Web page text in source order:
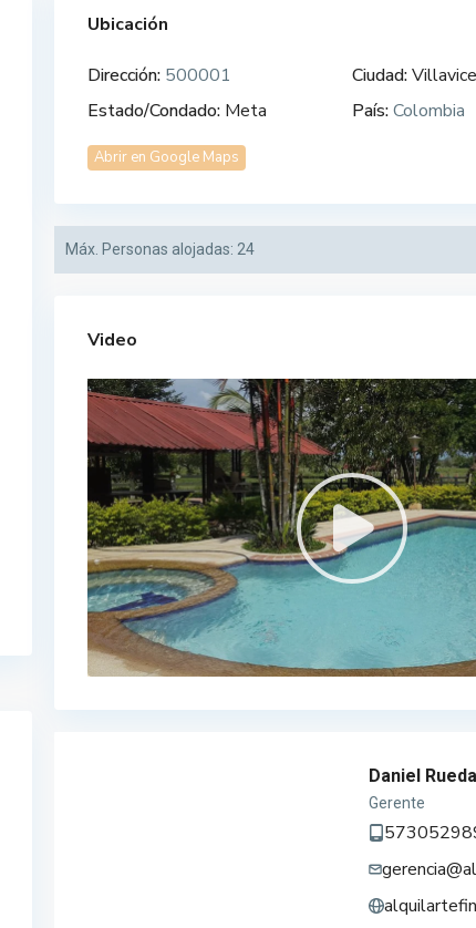
Ubicación
Dirección: 500001 Ciudad:
Estado/Condado: Meta País:Colombia
Abrir en Google Maps
Máx. Personas alojadas: 24
Video
Daniel
Gerente